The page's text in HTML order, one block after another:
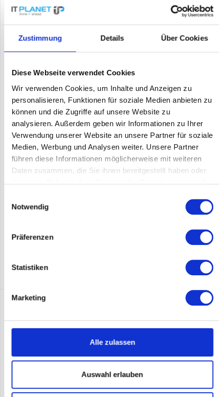
Zustimmung Details Über Cookies
Diese Webseite verwendet Cookies
Wir verwenden Cookies, um Inhalte und Anzeigen zu
personalisieren, Funktionen für soziale Medien anbieten zu
können und die Zugriffe auf unsere Website zu
analysieren. Außerdem geben wir Informationen zu Ihrer
Verwendung unserer Website an unsere Partner für soziale
Medien, Werbung und Analysen weiter. Unsere Partner
führen diese Informationen möglicherweise mit weiteren
Daten zusammen, die Sie ihnen bereitgestellt haben oder
Notwendig
Präferenzen
Statistiken
Marketing
Alle zulassen
Auswahl erlauben
UBIQUITI U6-MESH
Ubiquiti U6-Mesh - 2,4 GHz - 5 GHz - 4800 Mbit/s - WPA - WPA-
Enterprise - WPA-PSK - WPA2 - WPA3 - 1000 Mbit/s - WIFI 6 - (1)
GbE RJ45 port - IPX5 - 802.3af PoE - 802.11a/b/g/n/ac/ax - WPA-